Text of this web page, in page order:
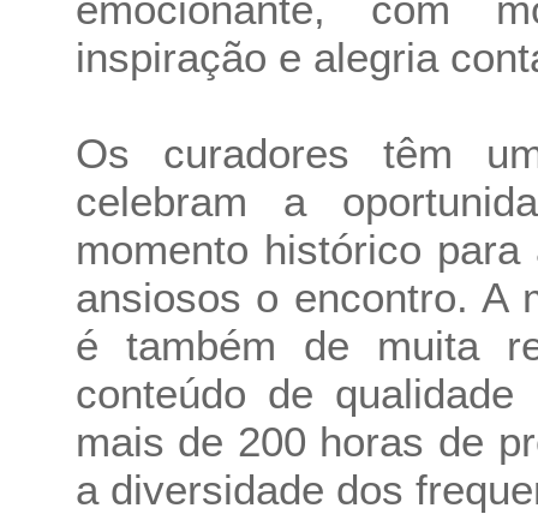
inspiração e alegria
Os curadores têm
celebram a
momento histórico
ansiosos o encontro. A
é também de muita
conteúdo de
mais de 200 horas de
a diversidade dos